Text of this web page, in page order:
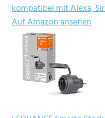
kompatibel mit Alexa,
Auf Amazon ansehen